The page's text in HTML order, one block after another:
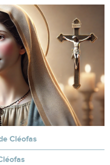
Cléofas